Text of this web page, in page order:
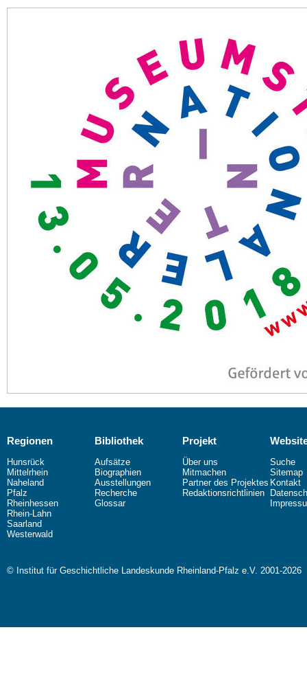
Regionen
Hunsrück
Mittelrhein
Naheland
Pfalz
Rheinhessen
Rhein-Lahn
Saarland
Westerwald
Bibliothek
Aufsätze
Biographien
Ausstellungen
Recherche
Glossar
Projekt
Über uns
Mitmachen
Partner des Projektes
Redaktionsrichtlinien
Suche
Sitemap
Kontakt
© Institut für Geschichtliche Landeskunde Rheinland-Pfalz e.V. 2001-2026